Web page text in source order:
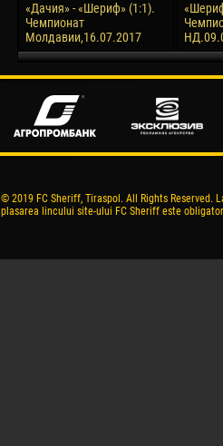
«Дачия» - «Шериф» (1:1).
Чемпионат
Молдавии,16.07.2017
© 2019 FC Sheriff, Tiraspol. All Rights
plasarea lincului site-ului FC Sheriff este